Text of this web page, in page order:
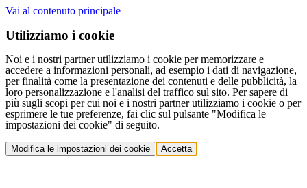
Vai al contenuto principale
Utilizziamo i cookie
Noi e i nostri partner utilizziamo i cookie per memorizzare e
accedere a informazioni personali, ad esempio i dati di navigazione,
per finalità come la presentazione dei contenuti e delle pubblicità, la
loro personalizzazione e l'analisi del traffico sul sito. Per sapere di
più sugli scopi per cui noi e i nostri partner utilizziamo i cookie o per
esprimere le tue preferenze, fai clic sul pulsante "Modifica le
impostazioni dei cookie" di seguito.
Modifica le impostazioni dei cookie Accetta